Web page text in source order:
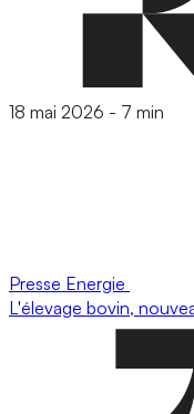
18 mai 2026 - 7 min
Presse Energie
L'élevage bovin,